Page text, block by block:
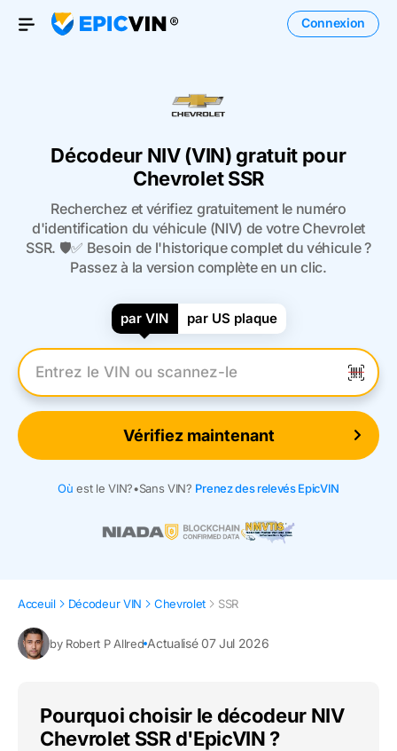
Open Menu
Connexion
Décodeur NIV (VIN) gratuit pour
Chevrolet SSR
Recherchez et vérifiez gratuitement le numéro
d'identification du véhicule (NIV) de votre Chevrolet
SSR. 🛡️✅ Besoin de l'historique complet du véhicule ?
Passez à la version complète en un clic.
par VIN par US plaque
Entrez le numéro VIN
Vérifiez maintenant
Où est le VIN?•Sans VIN? Prenez des relevés EpicVIN
Acceuil Décodeur VIN Chevrolet SSR
by Robert P Allred Actualisé 07 Jul 2026
Pourquoi choisir le décodeur NIV
Chevrolet SSR d'EpicVIN ?